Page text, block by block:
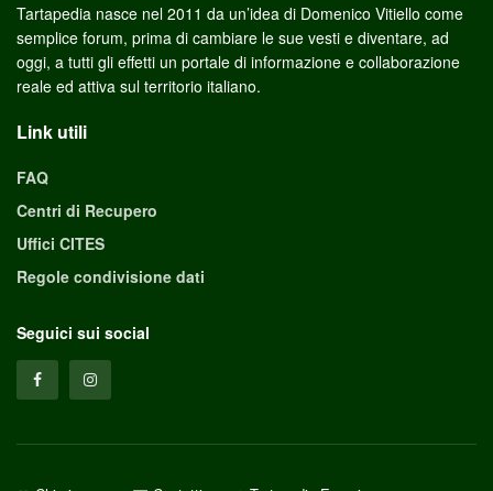
Tartapedia nasce nel 2011 da un’idea di Domenico Vitiello come
semplice forum, prima di cambiare le sue vesti e diventare, ad
oggi, a tutti gli effetti un portale di informazione e collaborazione
reale ed attiva sul territorio italiano.
Link utili
FAQ
Centri di Recupero
Uffici CITES
Regole condivisione dati
Seguici sui social